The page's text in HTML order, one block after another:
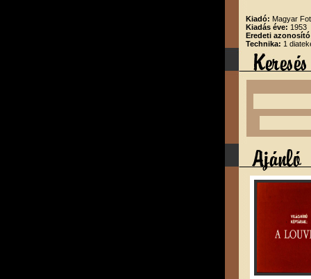
Kiadó: Magyar
Kiadás éve: 1953
Eredeti
Technika: 1